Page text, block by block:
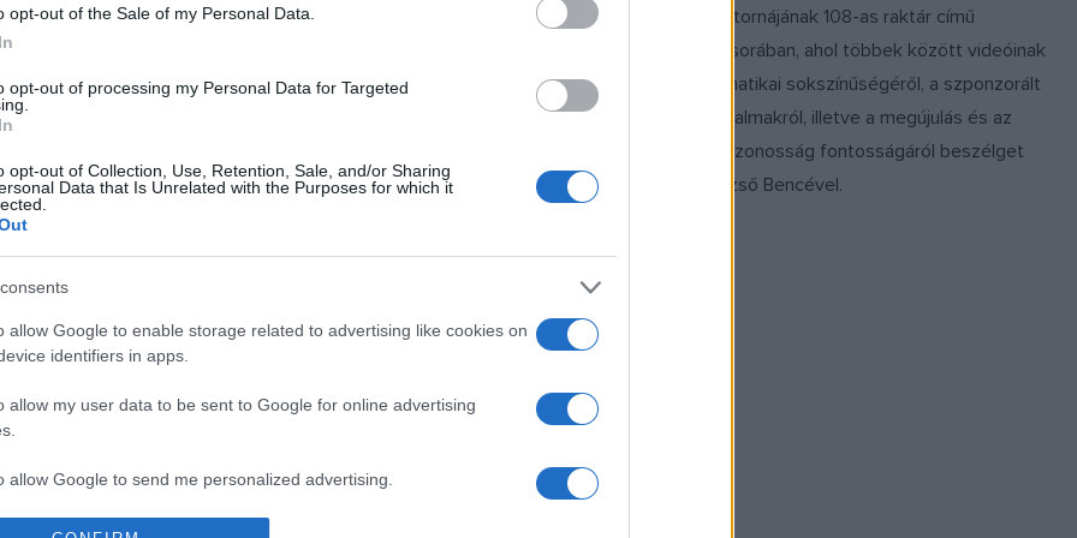
opt-out of the Sale of my Personal Data.
opt-out of processing my Personal Data for Targeted
opt-out of Collection, Use, Retention, Sale, and/or Sharing
Data that Is Unrelated with the Purposes for which it
allow Google to enable storage related to advertising like cookies on
identifiers in apps.
allow my user data to be sent to Google for online advertising
allow Google to send me personalized advertising.
szórakoztatnak,
és hatással vannak
gondolkodunk a világról.
ezek a szerepek
Dezső Bence vendége pedig Tazaki
alapítója, aki elmeséli, hogyan jött létre a
sikeres embereket bemutató internetes
minél szélesebb körben megosszák a
csatornájának 108-as raktár című
műsorában, ahol többek között videóinak
tematikai sokszínűségéről, a szponzorált
tartalmakról, illetve a megújulás és az
önazonosság fontosságáról beszélget
Dezső Bencével.
tenni a kultúrát:
Levente András
sorozatról
induló YouTube-
keresi az élet
Gluténmentes tücsköt és
falunk, hogy az emberi
mókuskereket hajthassuk
Ha már kiszámíthatatlan a világ, miért ne
írjuk együtt a forgatókönyvét? Az Itt és